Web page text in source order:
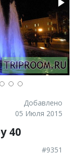
Добавлено
05 Июля 2015
40
#9351